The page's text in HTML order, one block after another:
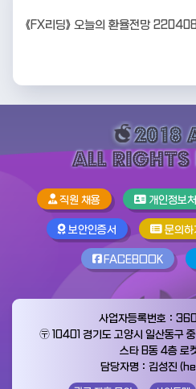
《FX리딩》 오늘의 환율전망
직원 채용 개인정보
보안인증서 문의하
FACEBOOK
사업자등록번호：
〶 10401 경기도 고양시 일산동구
스타 B동 4층 로
담당자명：김성진